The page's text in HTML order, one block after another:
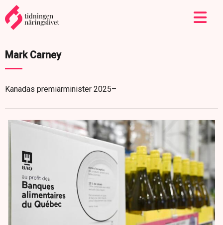
Mark Carney
Kanadas premiärminister 2025–